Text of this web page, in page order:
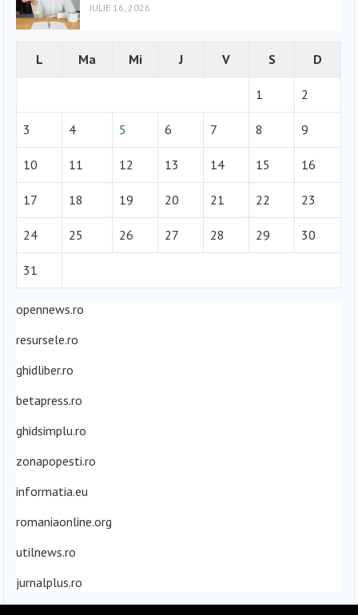
IULIE 16, 2026
L Ma Mi J V S D
1 2
3 4 5 6 7 8 9
10 11 12 13 14 15 16
17 18 19 20 21 22 23
24 25 26 27 28 29 30
31
opennews.ro
resursele.ro
ghidliber.ro
betapress.ro
ghidsimplu.ro
zonapopesti.ro
informatia.eu
romaniaonline.org
utilnews.ro
jurnalplus.ro